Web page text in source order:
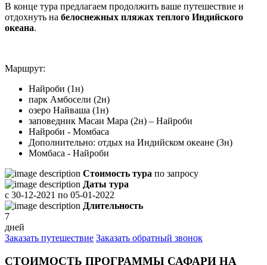
В конце тура предлагаем продолжить ваше путешествие и
отдохнуть на белоснежных пляжах теплого Индийского
океана.
Маршрут:
Найроби (1н)
парк Амбосели (2н)
озеро Найваша (1н)
заповедник Масаи Мара (2н) – Найроби
Найроби - Момбаса
Дополнительно: отдых на Индийском океане (3н)
Момбаса - Найроби
Стоимость тура по запросу
Даты тура
с 30-12-2021 по 05-01-2022
Длительность
7
дней
Заказать путешествие Заказать обратный звонок
СТОИМОСТЬ ПРОГРАММЫ САФАРИ НА